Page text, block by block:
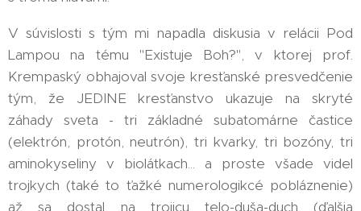
V súvislosti s tým mi napadla diskusia v relácii Pod
Lampou na tému "Existuje Boh?", v ktorej prof.
Krempaský obhajoval svoje kresťanské presvedčenie
tým, že JEDINE kresťanstvo ukazuje na skryté
záhady sveta - tri základné subatomárne častice
(elektrón, protón, neutrón), tri kvarky, tri bozóny, tri
aminokyseliny v biolátkach... a proste všade videl
trojkych (také to ťažké numerologikcé pobláznenie)
až sa dostal na trojicu telo-duša-duch (ďalšia